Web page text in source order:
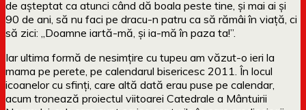
de așteptat ca atunci când dă boala peste tine, și mai ai și
90 de ani, să nu faci pe dracu-n patru ca să rămâi în viață, ci
să zici: „Doamne iartă-mă, și ia-mă în paza ta!”.
Iar ultima formă de nesimțire cu tupeu am văzut-o ieri la
mama pe perete, pe calendarul bisericesc 2011. În locul
icoanelor cu sfinți, care altă dată erau puse pe calendar,
acum tronează proiectul viitoarei Catedrale a Mântuirii